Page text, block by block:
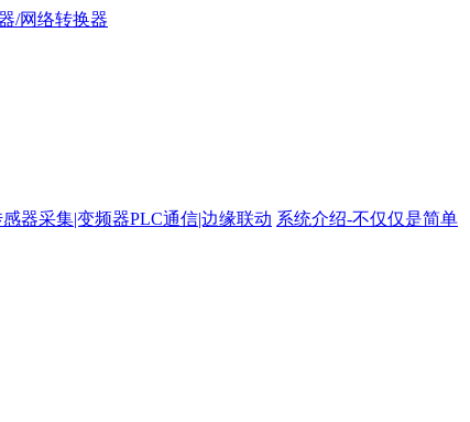
器采集|变频器PLC通信|边缘联动 系统介绍-不仅仅是简单